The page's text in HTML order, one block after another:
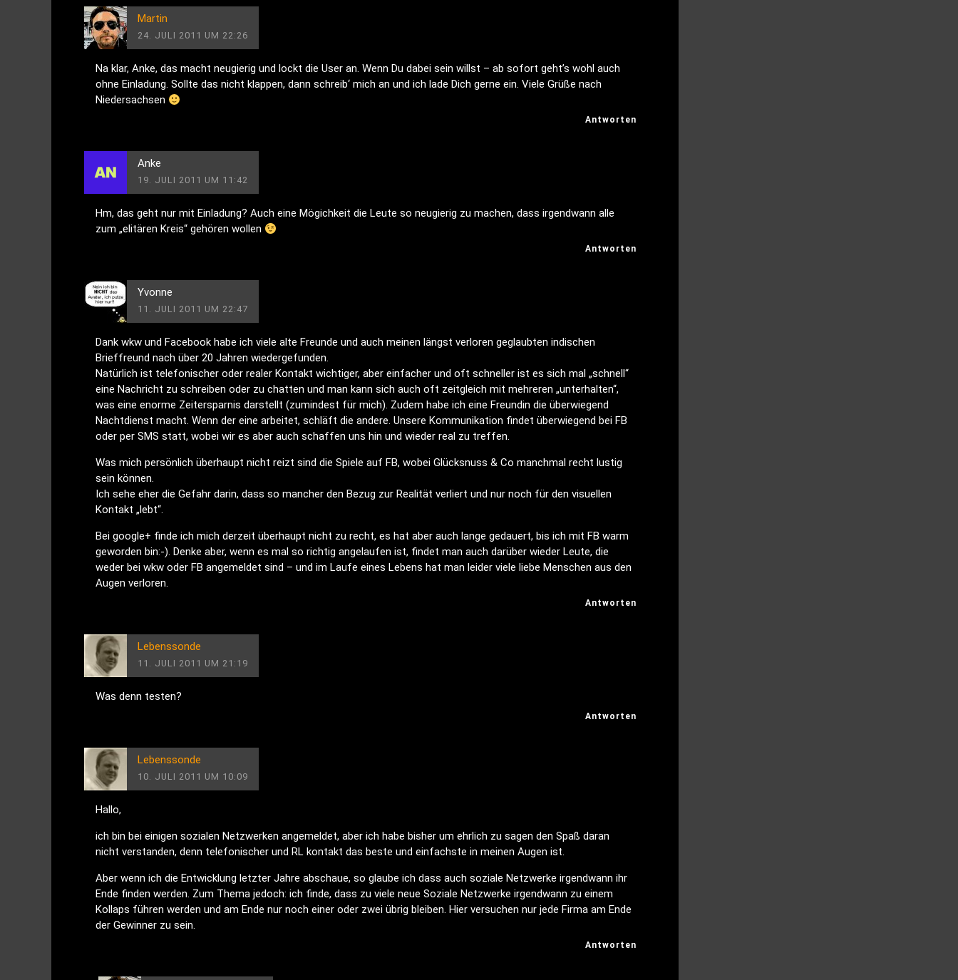
Martin
24. JULI 2011 UM 22:26
Na klar, Anke, das macht neugierig und lockt die User an. Wenn Du dabei sein willst – ab sofort geht’s wohl auch
ohne Einladung. Sollte das nicht klappen, dann schreib‘ mich an und ich lade Dich gerne ein. Viele Grüße nach
Niedersachsen
Antworten
Anke
19. JULI 2011 UM 11:42
Hm, das geht nur mit Einladung? Auch eine Mögichkeit die Leute so neugierig zu machen, dass irgendwann alle
zum „elitären Kreis“ gehören wollen
Antworten
Yvonne
11. JULI 2011 UM 22:47
Dank wkw und Facebook habe ich viele alte Freunde und auch meinen längst verloren geglaubten indischen
Brieffreund nach über 20 Jahren wiedergefunden.
Natürlich ist telefonischer oder realer Kontakt wichtiger, aber einfacher und oft schneller ist es sich mal „schnell“
eine Nachricht zu schreiben oder zu chatten und man kann sich auch oft zeitgleich mit mehreren „unterhalten“,
was eine enorme Zeitersparnis darstellt (zumindest für mich). Zudem habe ich eine Freundin die überwiegend
Nachtdienst macht. Wenn der eine arbeitet, schläft die andere. Unsere Kommunikation findet überwiegend bei FB
oder per SMS statt, wobei wir es aber auch schaffen uns hin und wieder real zu treffen.
Was mich persönlich überhaupt nicht reizt sind die Spiele auf FB, wobei Glücksnuss & Co manchmal recht lustig
sein können.
Ich sehe eher die Gefahr darin, dass so mancher den Bezug zur Realität verliert und nur noch für den visuellen
Kontakt „lebt“.
Bei google+ finde ich mich derzeit überhaupt nicht zu recht, es hat aber auch lange gedauert, bis ich mit FB warm
geworden bin:-). Denke aber, wenn es mal so richtig angelaufen ist, findet man auch darüber wieder Leute, die
weder bei wkw oder FB angemeldet sind – und im Laufe eines Lebens hat man leider viele liebe Menschen aus den
Augen verloren.
Antworten
Lebenssonde
11. JULI 2011 UM 21:19
Was denn testen?
Antworten
Lebenssonde
10. JULI 2011 UM 10:09
Hallo,
ich bin bei einigen sozialen Netzwerken angemeldet, aber ich habe bisher um ehrlich zu sagen den Spaß daran
nicht verstanden, denn telefonischer und RL kontakt das beste und einfachste in meinen Augen ist.
Aber wenn ich die Entwicklung letzter Jahre abschaue, so glaube ich dass auch soziale Netzwerke irgendwann ihr
Ende finden werden. Zum Thema jedoch: ich finde, dass zu viele neue Soziale Netzwerke irgendwann zu einem
Kollaps führen werden und am Ende nur noch einer oder zwei übrig bleiben. Hier versuchen nur jede Firma am Ende
der Gewinner zu sein.
Antworten